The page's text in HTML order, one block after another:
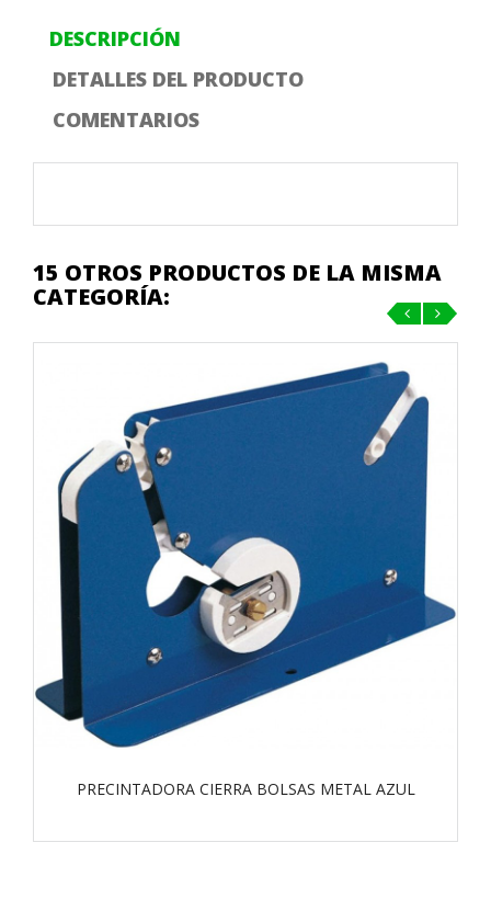
DESCRIPCIÓN
DETALLES DEL PRODUCTO
COMENTARIOS
15 OTROS PRODUCTOS DE LA MISMA
CATEGORÍA:
PRECINTADORA CIERRA BOLSAS METAL AZUL